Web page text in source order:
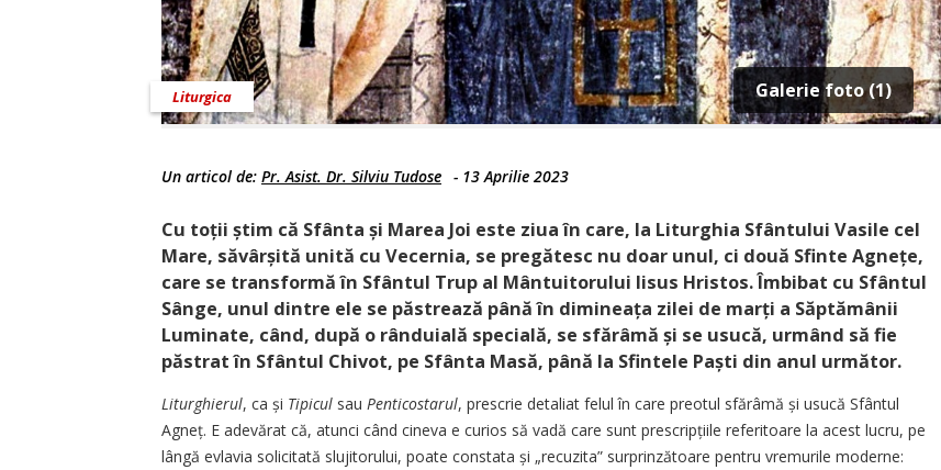
Galerie foto (1)
Liturgica
Un articol de: Pr. Asist. Dr. Silviu Tudose - 13 Aprilie 2023
Cu toții știm că Sfânta și Marea Joi este ziua în care, la Liturghia Sfântului Vasile cel
Mare, săvârșită unită cu Vecernia, se pregătesc nu doar unul, ci două Sfinte Agnețe,
care se transformă în Sfântul Trup al Mântuitorului Iisus Hristos. Îmbibat cu Sfântul
Sânge, unul dintre ele se păstrează până în dimineața zilei de marți a Săptămânii
Luminate, când, după o rânduială specială, se sfărâmă și se usucă, urmând să fie
păstrat în Sfântul Chivot, pe Sfânta Masă, până la Sfintele Paști din anul următor.
Liturghierul, ca și Tipicul sau Penticostarul, prescrie detaliat felul în care preotul sfărâmă și usucă Sfântul
Agneț. E adevărat că, atunci când cineva e curios să vadă care sunt prescripțiile referitoare la acest lucru, pe
lângă evlavia solicitată slujitorului, poate constata și „recuzita” surprinzătoare pentru vremurile moderne: